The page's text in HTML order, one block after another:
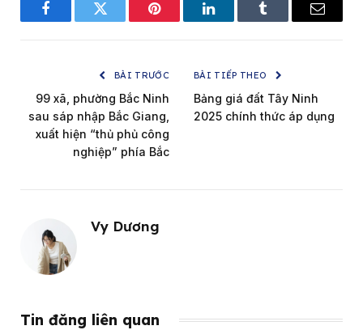
FacebookTwitter Pinterest LinkedInTumblr Email
BÀI TRƯỚC
99 xã, phường Bắc Ninh
sau sáp nhập Bắc Giang,
xuất hiện “thủ phủ công
nghiệp” phía Bắc
BÀI TIẾP THEO
Bảng giá đất Tây Ninh
2025 chính thức áp dụng
Vy Dương
Tin đăng liên quan